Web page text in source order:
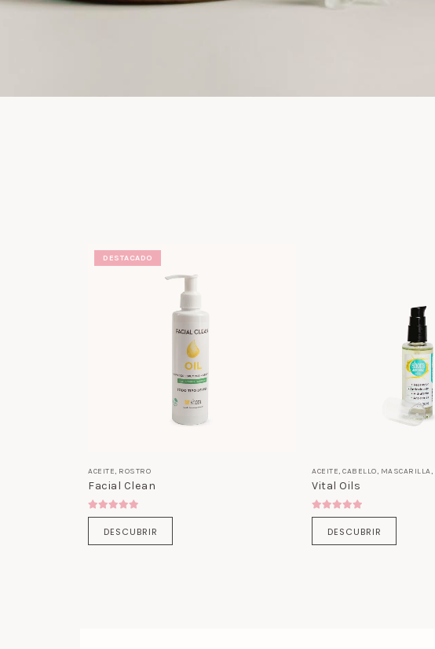
DESTACADO
ACEITE, ROSTRO
Facial Clean
5.00out of 5
DESCUBRIR
ACEITE, CABELLO, MASCARILLA,
Vital Oils
5.00out of 5
DESCUBRIR